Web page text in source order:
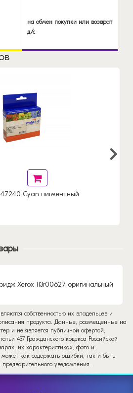
на обмен покупки или возврат
д/с
Cyan пигментный
Xerox 113r00627 оригинальный
собственностью их владельцев и
продукта. Данные, размещенные на
и не является публичной офертой,
437 Гражданского кодекса Российской
их характеристиках, фото и
как содержать ошибки, так и быть
уведомления.